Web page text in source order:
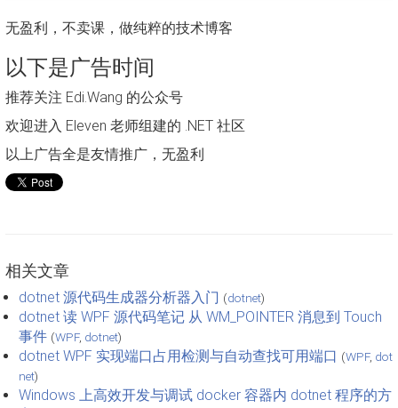
无盈利，不卖课，做纯粹的技术博客
以下是广告时间
推荐关注 Edi.Wang 的公众号
欢迎进入 Eleven 老师组建的 .NET 社区
以上广告全是友情推广，无盈利
相关文章
dotnet 源代码生成器分析器入门 (dotnet)
dotnet 读 WPF 源代码笔记 从 WM_POINTER 消息到 Touch
事件 (WPF, dotnet)
dotnet WPF 实现端口占用检测与自动查找可用端口 (WPF, dot
net)
Windows 上高效开发与调试 docker 容器内 dotnet 程序的方